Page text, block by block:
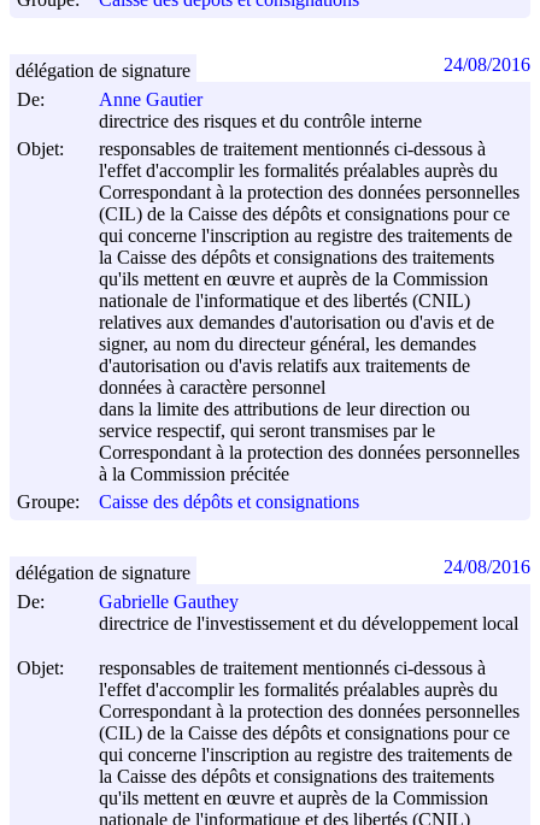
De:
Anne Gautier
directrice des risques et du contrôle interne
Objet:
responsables de traitement mentionnés ci-dessous à
l'effet d'accomplir les formalités préalables auprès du
Correspondant à la protection des données personnelles
(CIL) de la Caisse des dépôts et consignations pour ce
qui concerne l'inscription au registre des traitements de
la Caisse des dépôts et consignations des traitements
qu'ils mettent en œuvre et auprès de la Commission
nationale de l'informatique et des libertés (CNIL)
relatives aux demandes d'autorisation ou d'avis et de
signer, au nom du directeur général, les demandes
d'autorisation ou d'avis relatifs aux traitements de
données à caractère personnel
dans la limite des attributions de leur direction ou
service respectif, qui seront transmises par le
Correspondant à la protection des données personnelles
à la Commission précitée
Groupe:
Caisse des dépôts et consignations
délégation de signature 24/08/2016
De:
Gabrielle Gauthey
directrice de l'investissement et du développement local
Objet:
responsables de traitement mentionnés ci-dessous à
l'effet d'accomplir les formalités préalables auprès du
Correspondant à la protection des données personnelles
(CIL) de la Caisse des dépôts et consignations pour ce
qui concerne l'inscription au registre des traitements de
la Caisse des dépôts et consignations des traitements
qu'ils mettent en œuvre et auprès de la Commission
nationale de l'informatique et des libertés (CNIL)
délégation de signature 24/08/2016